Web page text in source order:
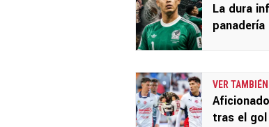
La dura
VER TAMBIÉN
tras el gol